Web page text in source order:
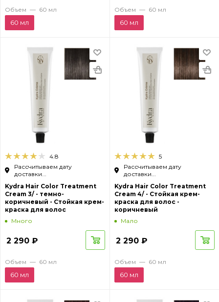
Объем — 60 мл
60 мл
Объем — 60 мл
60 мл
4.8
Рассчитываем дату
доставки...
Kydra Hair Color Treatment
Cream 3/ - темно-
коричневый - Стойкая крем-
краска для волос
Много
2 290 ₽
Объем — 60 мл
60 мл
5
Рассчитываем дату
доставки...
Kydra Hair Color Treatment
Cream 4/ - Стойкая крем-
краска для волос -
коричневый
Мало
2 290 ₽
Объем — 60 мл
60 мл